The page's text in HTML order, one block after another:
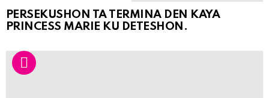
PERSEKUSHON TA TERMINA DEN KAYA
PRINCESS MARIE KU DETESHON.